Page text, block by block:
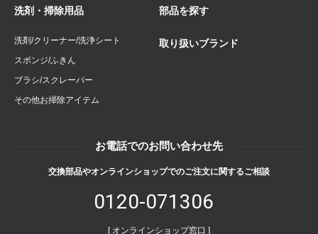
洗剤・掃除用品
洗剤/クリーナー/洗浄シート
スポンジ/ふきん
ブラシ/スクレーパー
その他お掃除アイテム
部品を探す
取り扱いブランド
お電話でのお問い合わせ先
交換部品やオンラインショップでのご注文に関するご相談
0120-071306
[ オンラインショップ窓口 ]